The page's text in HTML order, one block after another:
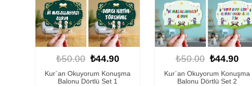
₺50.00 ₺44.90
Kur`an Okuyorum Konuşma
Balonu Dörtlü Set 1
₺50.00 ₺44.90
Kur`an Okuyorum Konuşma
Balonu Dörtlü Set 2